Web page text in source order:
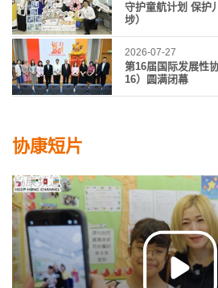
守护童航计划 保护
埗）
2026-07-27
第16届国际发展性
16）圆满闭幕
协康短片